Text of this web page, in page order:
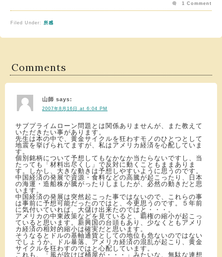
Filed Under: 所感
1 Comment
Comments
山師 says:
2007年8月16日 at 6:04 PM
サブプライムローン問題とは関係ありませんが、また教えて
いただきたい事があります。
先生は本の中で、黄金サイクルを狂わすモノのひとつとして
地震を挙げられてますが、私はアメリカ経済を心配していま
す。
個別銘柄について予想してもなかなか当たらないですし、当
たっても「材料出尽くし」で反対に動くこともままありま
す。しかし、大きな動きは予想しやすいように思うのです。
中国経済の発展で資源・食料などの高騰が起こったり、日本
の海運・造船株が騰がったりしましたが、必然の動きだと思
います。
中国経済の発展は突然起こった事ではないので、これらの事
は事前に予想可能だったのではと、今更思うのです。５年前
に気付いていれば、大儲け出来たのではと・・・。
アメリカの中東政策などを見ていると、覇権の縮小が起こっ
ていると思います。新興国の台頭もあり、少なくともアメリ
カ経済の相対的縮小は確実だと思います。
そうなるとドルの基軸通貨としての地位も危ないのではない
でしょうか。ドル暴落、アメリカ経済の混乱が起こり、黄金
サイクルを狂わすのではと心配しています。
これも、「風が吹けば桶屋が・・・」みたいな、無駄な連想